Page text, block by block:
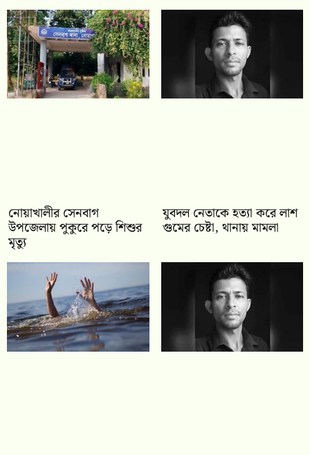
নোয়াখালীর সেনবাগ
উপজেলায় পুকুরে পড়ে শিশুর
মৃত্যু
যুবদল নেতাকে হত্যা করে লাশ
গুমের চেষ্টা, থানায় মামলা